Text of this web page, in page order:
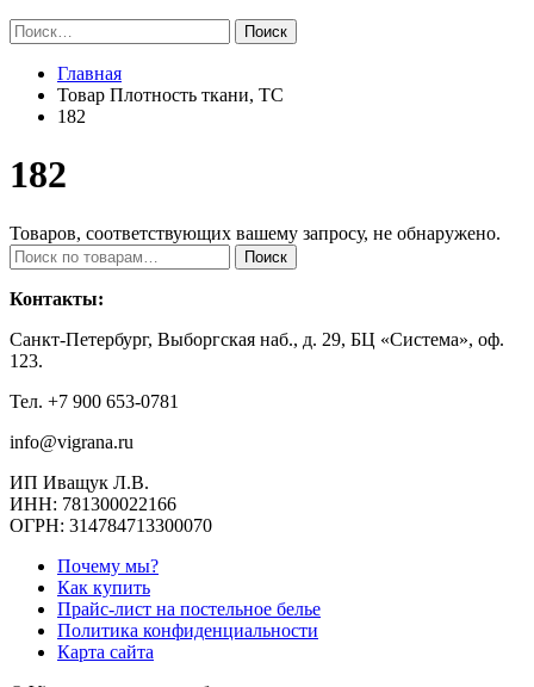
Найти:
Главная
Товар Плотность ткани, TC
182
182
Товаров, соответствующих вашему запросу, не обнаружено.
Искать:
Поиск
Контакты:
Санкт-Петербург, Выборгская наб., д. 29, БЦ «Система», оф.
123.
Тел. +7 900 653-0781
info@vigrana.ru
ИП Иващук Л.В.
ИНН: 781300022166
ОГРН: 314784713300070
Почему мы?
Как купить
Прайс-лист на постельное белье
Политика конфиденциальности
Карта сайта